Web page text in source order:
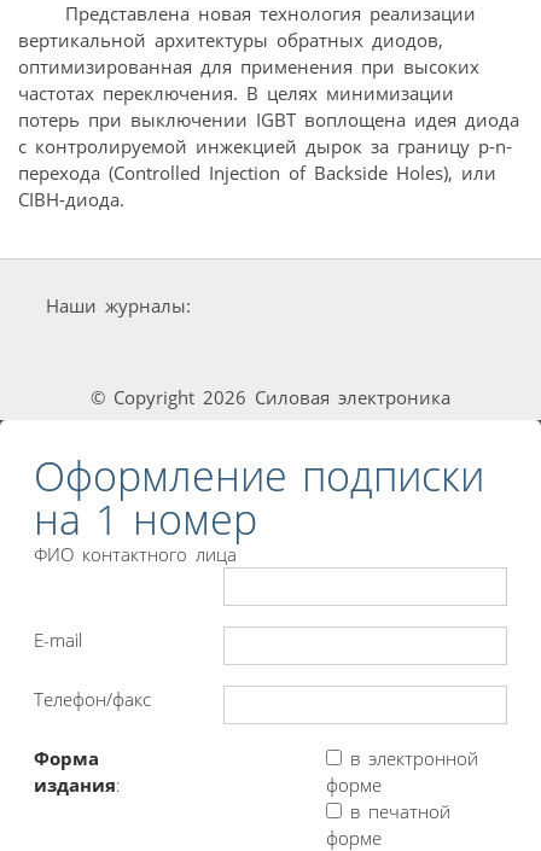
Представлена новая технология реализации
вертикальной архитектуры обратных диодов,
оптимизированная для применения при высоких
частотах переключения. В целях минимизации
потерь при выключении IGBT воплощена идея диода
с контролируемой инжекцией дырок за границу p-n-
перехода (Controlled Injection of Backside Holes), или
CIBH-диода.
Наши журналы:
© Copyright 2026 Силовая электроника
Оформление подписки
на 1 номер
ФИО контактного лица
E-mail
Телефон/факс
Форма
издания:
в электронной
форме
в печатной
форме